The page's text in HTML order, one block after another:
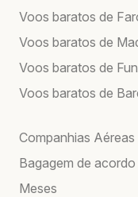
Voos baratos de
Voos baratos de
Voos baratos de
Voos baratos de
Companhias Aéreas
Bagagem de
Meses